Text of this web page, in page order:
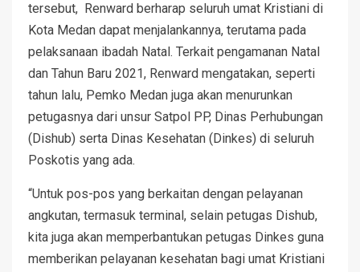
tersebut, Renward berharap seluruh umat Kristiani di
Kota Medan dapat menjalankannya, terutama pada
pelaksanaan ibadah Natal. Terkait pengamanan Natal
dan Tahun Baru 2021, Renward mengatakan, seperti
tahun lalu, Pemko Medan juga akan menurunkan
petugasnya dari unsur Satpol PP, Dinas Perhubungan
(Dishub) serta Dinas Kesehatan (Dinkes) di seluruh
Poskotis yang ada.
“Untuk pos-pos yang berkaitan dengan pelayanan
angkutan, termasuk terminal, selain petugas Dishub,
kita juga akan memperbantukan petugas Dinkes guna
memberikan pelayanan kesehatan bagi umat Kristiani